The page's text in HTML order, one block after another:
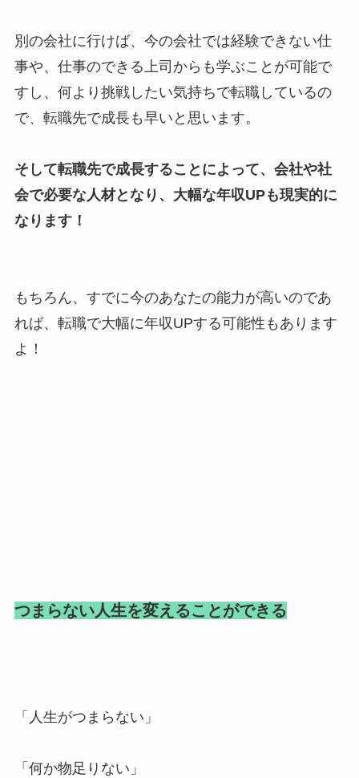
別の会社に行けば、今の会社では経験できない仕
事や、仕事のできる上司からも学ぶことが可能で
すし、何より挑戦したい気持ちで転職しているの
で、転職先で成長も早いと思います。
そして転職先で成長することによって、会社や社
会で必要な人材となり、大幅な年収UPも現実的に
なります！
もちろん、すでに今のあなたの能力が高いのであ
れば、転職で大幅に年収UPする可能性もあります
よ！
つまらない人生を変えることができる
「人生がつまらない」
「何か物足りない」